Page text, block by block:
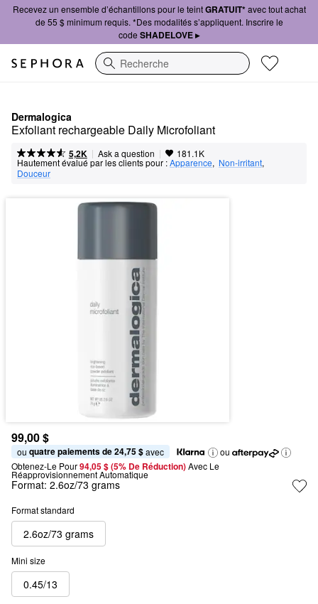
Recevez un ensemble d’échantillons pour le teintGRATUIT*avec tout achat
de 55 $ minimum requis. *Des modalités s’appliquent. Inscrire le
code SHADELOVE ▸
Recherche
Dermalogica
Exfoliant rechargeable Daily Microfoliant
5,2K | Ask a question | 181.1K
Hautement évalué par les clients pour :Apparence, Non-irritant,
Douceur
99,00 $
ou quatre paiements de 24,75 $ avec
ou
Obtenez-Le Pour94,05 $ (5% De Réduction) Avec Le
Réapprovisionnement Automatique
Format: 2.6oz/73 grams
Format standard
2.6oz/73 grams
Mini size
0.45/13